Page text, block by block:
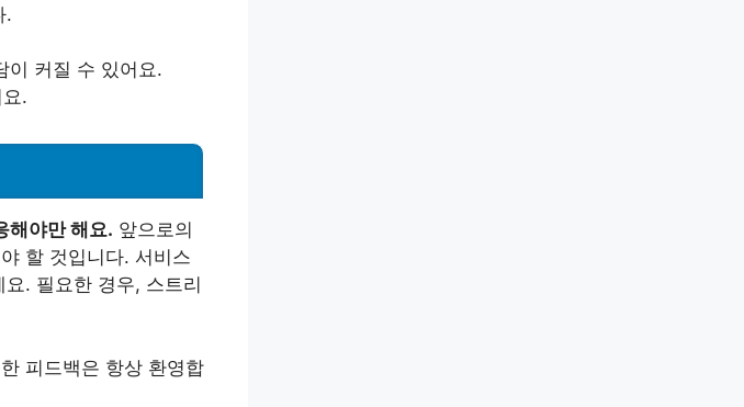
.
이 커질 수 있어요.
.
해야만 해요. 앞으로의
할 것입니다. 서비스
. 필요한 경우, 스트리
피드백은 항상 환영합